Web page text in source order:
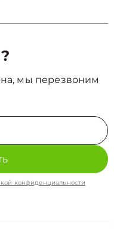
мы перезвоним
конфиденциальности